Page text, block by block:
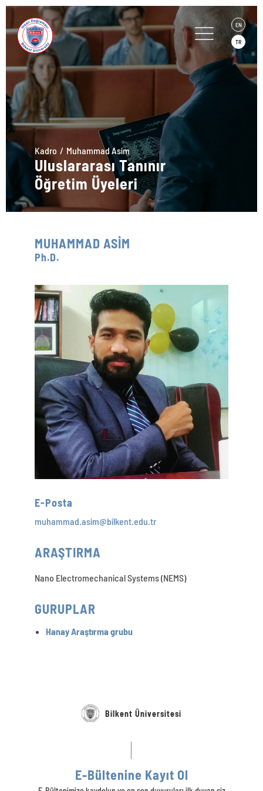
EN
TR
Kadro Muhammad Asim
Uluslararası Tanınır
Öğretim Üyeleri
MUHAMMAD ASİM
Ph.D.
E-Posta
muhammad.asim@bilkent.edu.tr
ARAŞTIRMA
Nano Electromechanical Systems (NEMS)
GURUPLAR
Hanay Araştırma grubu
Bilkent Üniversitesi
E-Bültenine Kayıt Ol